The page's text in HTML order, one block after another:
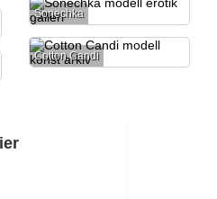
Sonechka
Cotton Candi